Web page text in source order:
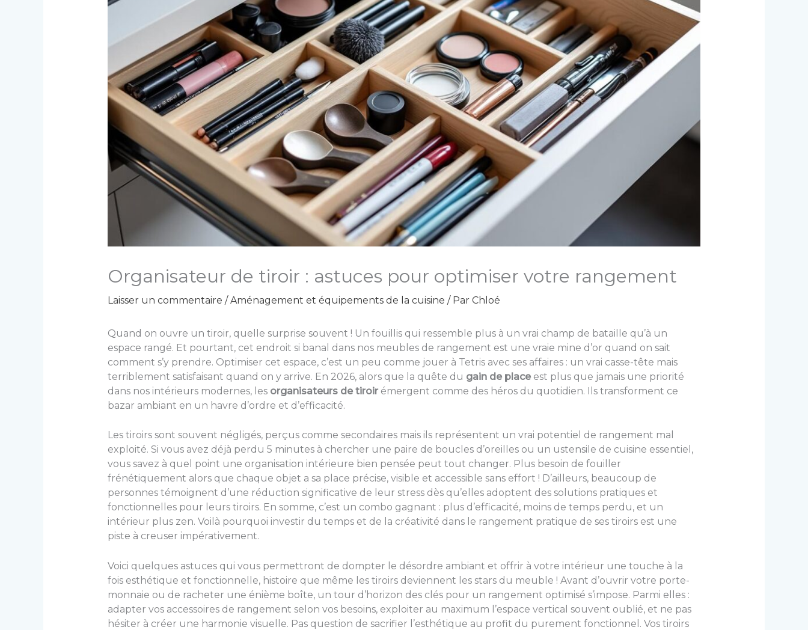
Organisateur de tiroir : astuces pour optimiser votre rangement
Laisser un commentaire /Aménagement et équipements de la cuisine / Par Chloé
Quand on ouvre un tiroir, quelle surprise souvent ! Un fouillis qui ressemble plus à un vrai champ de bataille qu’à un
espace rangé. Et pourtant, cet endroit si banal dans nos meubles de rangement est une vraie mine d’or quand on sait
comment s’y prendre. Optimiser cet espace, c’est un peu comme jouer à Tetris avec ses affaires : un vrai casse-tête mais
terriblement satisfaisant quand on y arrive. En 2026, alors que la quête du gain de placeest plus que jamais une priorité
dans nos intérieurs modernes, les organisateurs de tiroirémergent comme des héros du quotidien. Ils transforment ce
bazar ambiant en un havre d’ordre et d’efficacité.
Les tiroirs sont souvent négligés, perçus comme secondaires mais ils représentent un vrai potentiel de rangement mal
exploité. Si vous avez déjà perdu 5 minutes à chercher une paire de boucles d’oreilles ou un ustensile de cuisine essentiel,
vous savez à quel point une organisation intérieure bien pensée peut tout changer. Plus besoin de fouiller
frénétiquement alors que chaque objet a sa place précise, visible et accessible sans effort ! D’ailleurs, beaucoup de
personnes témoignent d’une réduction significative de leur stress dès qu’elles adoptent des solutions pratiques et
fonctionnelles pour leurs tiroirs. En somme, c’est un combo gagnant : plus d’efficacité, moins de temps perdu, et un
intérieur plus zen. Voilà pourquoi investir du temps et de la créativité dans le rangement pratique de ses tiroirs est une
piste à creuser impérativement.
Voici quelques astuces qui vous permettront de dompter le désordre ambiant et offrir à votre intérieur une touche à la
fois esthétique et fonctionnelle, histoire que même les tiroirs deviennent les stars du meuble ! Avant d’ouvrir votre porte-
monnaie ou de racheter une énième boîte, un tour d’horizon des clés pour un rangement optimisé s’impose. Parmi elles :
adapter vos accessoires de rangement selon vos besoins, exploiter au maximum l’espace vertical souvent oublié, et ne pas
hésiter à créer une harmonie visuelle. Pas question de sacrifier l’esthétique au profit du purement fonctionnel. Vos tiroirs